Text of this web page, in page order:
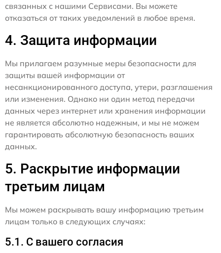
связанных с нашими Сервисами. Вы можете
отказаться от таких уведомлений в любое время.
4. Защита информации
Мы прилагаем разумные меры безопасности для
защиты вашей информации от
несанкционированного доступа, утери, разглашения
или изменения. Однако ни один метод передачи
данных через интернет или хранения информации
не является абсолютно надежным, и мы не можем
гарантировать абсолютную безопасность ваших
данных.
5. Раскрытие информации
третьим лицам
Мы можем раскрывать вашу информацию третьим
лицам только в следующих случаях:
5.1. С вашего согласия